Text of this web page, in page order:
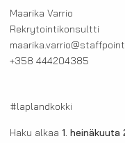
Maarika Varrio
Rekrytointikonsultti
+358 444204385
#laplandkokki
Haku alkaa 1. heinäkuuta